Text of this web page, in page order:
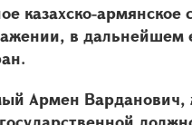
казахско-армянское
в дальнейшем
Армен